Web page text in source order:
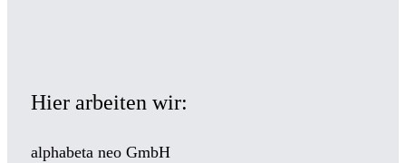
Hier arbeiten wir:
alphabeta neo GmbH